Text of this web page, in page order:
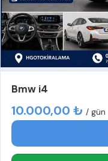
Bmw i4
10.000,00 ₺ / gün